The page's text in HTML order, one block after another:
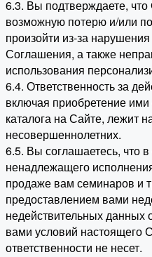
6.3. Вы подтверждаете, что
возможную потерю и/или
произойти из-за
Соглашения, а также
использования
6.4. Ответственность за
включая приобретение
каталога на Сайте, лежит
несовершеннолетних.
6.5. Вы соглашаетесь, что
ненадлежащего
продаже вам семинаров и
предоставлением вами
недействительных
вами условий настоящего
ответственности не несет.